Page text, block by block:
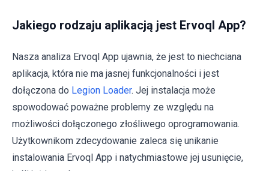
Jakiego rodzaju aplikacją jest Ervoql App?
Nasza analiza Ervoql App ujawnia, że jest to niechciana
aplikacja, która nie ma jasnej funkcjonalności i jest
dołączona do Legion Loader. Jej instalacja może
spowodować poważne problemy ze względu na
możliwości dołączonego złośliwego oprogramowania.
Użytkownikom zdecydowanie zaleca się unikanie
instalowania Ervoql App i natychmiastowe jej usunięcie,